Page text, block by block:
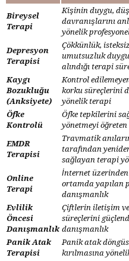
Bireysel
Terapi
Kişinin duygu,
davranışlarını
yönelik
Depresyon
Terapisi
Çökkünlük,
umutsuzluk
alındığı terapi
Kaygı
Bozukluğu
(Anksiyete)
Kontrol
korku süreçlerini
yönelik terapi
Öfke
Kontrolü
Öfke tepkilerini
yönetmeyi
EMDR
Terapisi
Travmatik
tarafından
sağlayan terapi
Online
Terapi
İnternet
ortamda yapılan
danışmanlık
Evlilik
Öncesi
Danışmanlık
Çiftlerin iletişim
süreçlerini
danışmanlık
Panik Atak
Terapisi
Panik atak
kırılmasına